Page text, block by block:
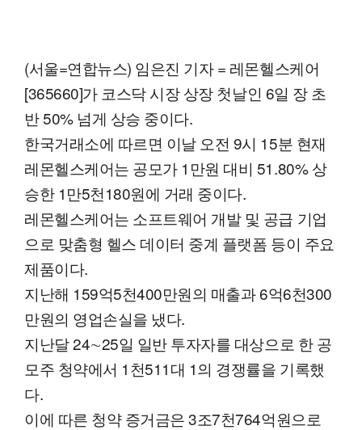
(서울=연합뉴스) 임은진 기자 = 레몬헬스케어
[365660]가 코스닥 시장 상장 첫날인 6일 장 초
반 50% 넘게 상승 중이다.
한국거래소에 따르면 이날 오전 9시 15분 현재
레몬헬스케어는 공모가 1만원 대비 51.80% 상
승한 1만5천180원에 거래 중이다.
레몬헬스케어는 소프트웨어 개발 및 공급 기업
으로 맞춤형 헬스 데이터 중계 플랫폼 등이 주요
제품이다.
지난해 159억5천400만원의 매출과 6억6천300
만원의 영업손실을 냈다.
지난달 24∼25일 일반 투자자를 대상으로 한 공
모주 청약에서 1천511대 1의 경쟁률을 기록했
다.
이에 따른 청약 증거금은 3조7천764억원으로